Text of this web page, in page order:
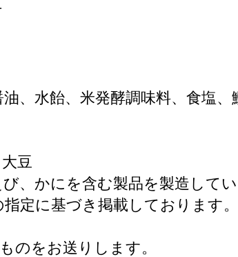
、水飴、米発酵調味料、食塩
豆
、かにを含む製品を製造してい
定に基づき掲載しております。
のをお送りします。